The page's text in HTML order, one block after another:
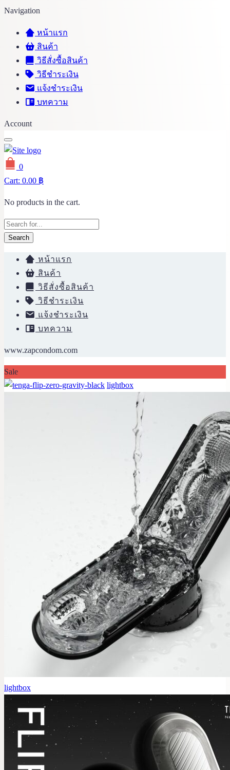
Navigation
หน้าแรก
สินค้า
วิธีสั่งซื้อสินค้า
วิธีชำระเงิน
แจ้งชำระเงิน
บทความ
Account
0
Cart: 0.00 ฿
No products in the cart.
Search
หน้าแรก
สินค้า
วิธีสั่งซื้อสินค้า
วิธีชำระเงิน
แจ้งชำระเงิน
บทความ
www.zapcondom.com
Sale
lightbox
lightbox